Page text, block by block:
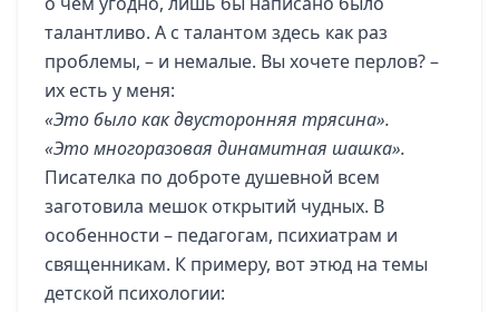
талантливо. А с талантом здесь как раз
проблемы, – и немалые. Вы хочете перлов? –
их есть у меня:
«Это было как двусторонняя трясина».
«Это многоразовая динамитная шашка».
Писателка по доброте душевной всем
заготовила мешок открытий чудных. В
особенности – педагогам, психиатрам и
священникам. К примеру, вот этюд на темы
детской психологии: